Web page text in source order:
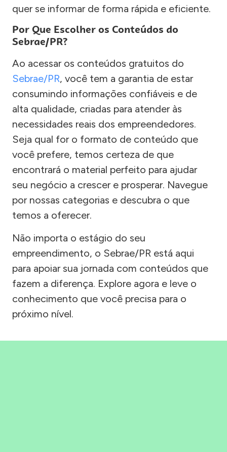
quer se informar de forma rápida e eficiente.
Por Que Escolher os Conteúdos do
Sebrae/PR?
Ao acessar os conteúdos gratuitos do
Sebrae/PR, você tem a garantia de estar
consumindo informações confiáveis e de
alta qualidade, criadas para atender às
necessidades reais dos empreendedores.
Seja qual for o formato de conteúdo que
você prefere, temos certeza de que
encontrará o material perfeito para ajudar
seu negócio a crescer e prosperar. Navegue
por nossas categorias e descubra o que
temos a oferecer.
Não importa o estágio do seu
empreendimento, o Sebrae/PR está aqui
para apoiar sua jornada com conteúdos que
fazem a diferença. Explore agora e leve o
conhecimento que você precisa para o
próximo nível.